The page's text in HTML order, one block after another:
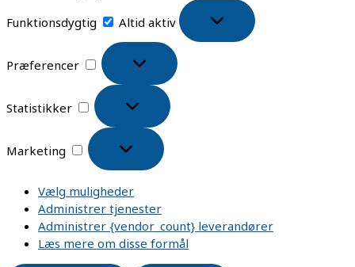
Funktionsdygtig
Altid aktiv
Præferencer
Statistikker
Marketing
Vælg muligheder
Administrer tjenester
Administrer {vendor_count} leverandører
Læs mere om disse formål